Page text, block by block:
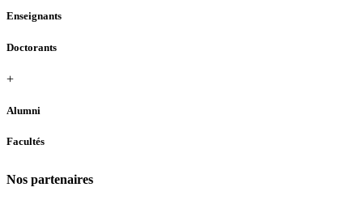
Enseignants
Doctorants
+
Alumni
Facultés
Nos partenaires